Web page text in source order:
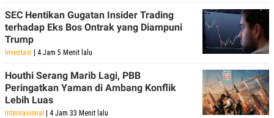
SEC Hentikan Gugatan Insider Trading
terhadap Eks Bos Ontrak yang Diampuni
Trump
Investasi | 4 Jam 5 Menit lalu
Houthi Serang Marib Lagi, PBB
Peringatkan Yaman di Ambang Konflik
Lebih Luas
Internasional | 4 Jam 33 Menit lalu